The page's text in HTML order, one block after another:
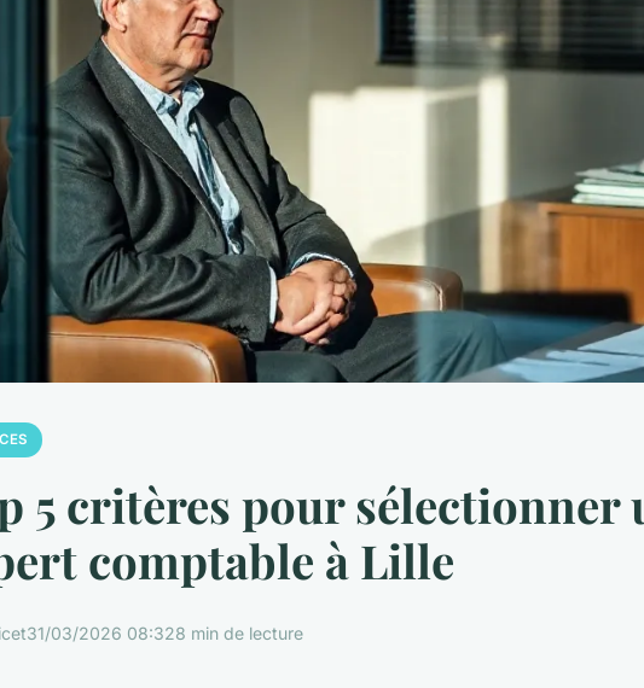
5 critères pour sélectionner
comptable à Lille
31/03/2026 08:328 min de lecture